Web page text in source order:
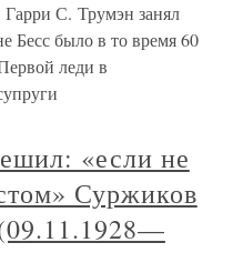
С. Трумэн занял
Бесс было в то время 60
леди в
«если не
Суржиков